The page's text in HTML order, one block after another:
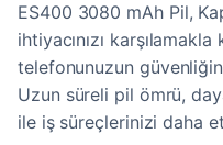
ES400 3080 mAh Pil,
ihtiyacınızı
telefonunuzun
Uzun süreli pil ömrü,
ile iş süreçlerinizi daha